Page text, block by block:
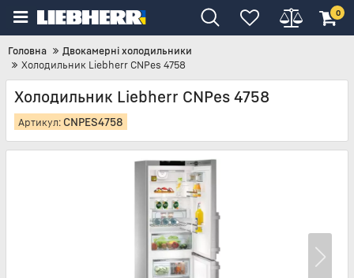
0
Головна
Двокамерні холодильники
Холодильник Liebherr CNPes 4758
Холодильник Liebherr CNPes 4758
Артикул: CNPES4758